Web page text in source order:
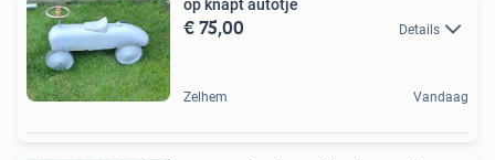
op knapt autotje
€ 75,00 Details
Zelhem Vandaag